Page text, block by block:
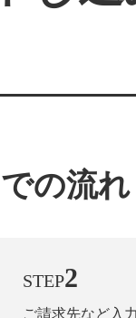
の流れ
STEP2
ご請求先など入力